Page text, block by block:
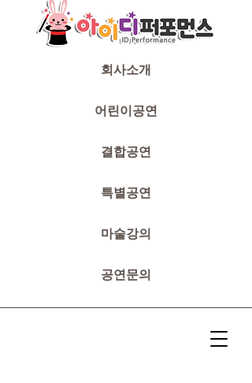
회사소개
어린이공연
결합공연
특별공연
마술강의
공연문의